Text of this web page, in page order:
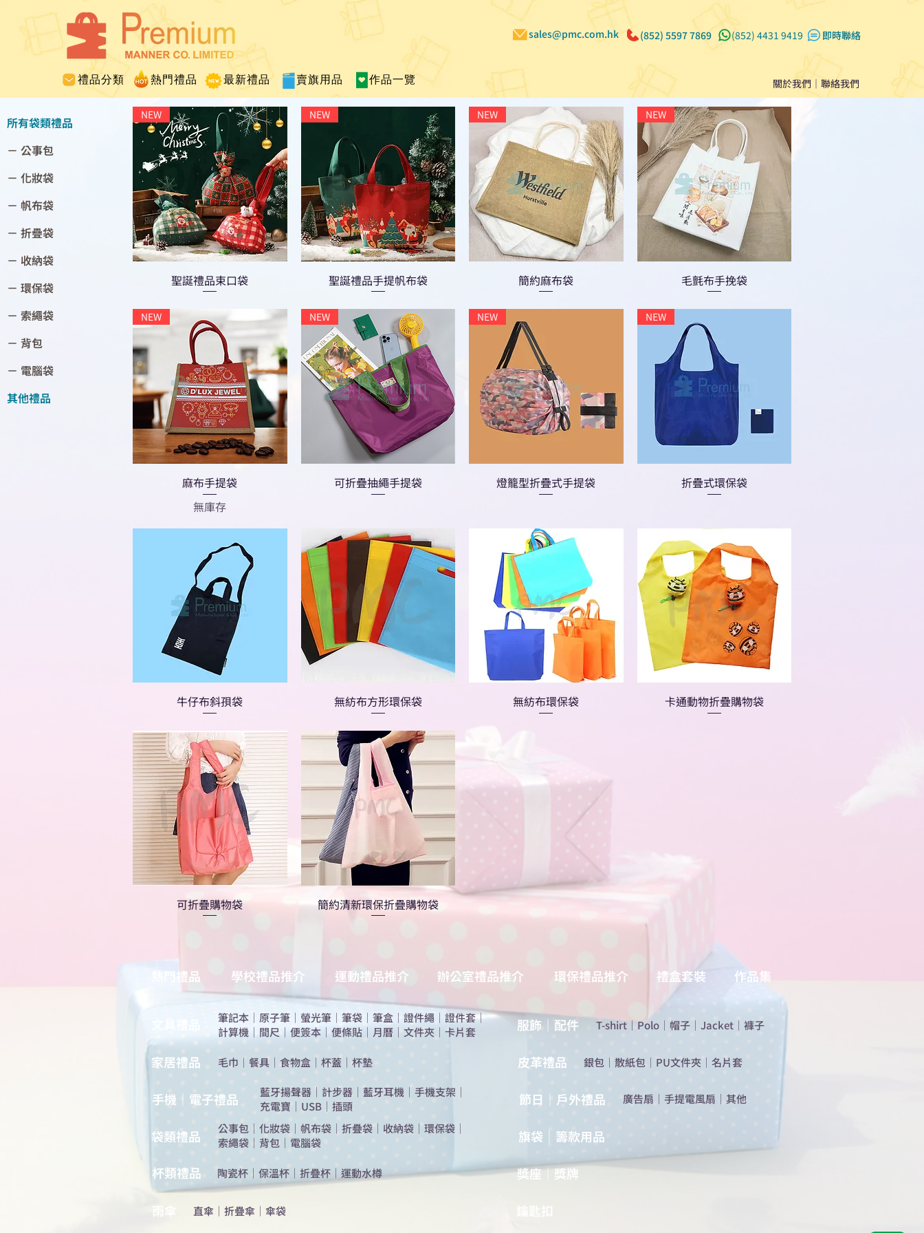
禮品分類 熱門禮品 最新禮品 賣旗用品 作品一覽
sales@pmc.com.hk (852) 5597 7869 (852) 4431 9419 ​即時聯絡
關於我們 ｜聯絡我們
所有袋類禮品
－ 公事包
－ 化妝袋
－ 帆布袋
－ 折疊袋
－ 收納袋
－ 環保袋
－ 索繩袋
－ 背包
－ 電腦袋
其他禮品
NEW
聖誕禮品束口袋
NEW
聖誕禮品手提帆布袋
NEW
簡約麻布袋
NEW
毛氈布手挽袋
NEW
麻布手提袋
無庫存
NEW
可折疊抽繩手提袋
NEW
燈籠型折疊式手提袋
NEW
折疊式環保袋
牛仔布斜孭袋 無紡布方形環保袋 無紡布環保袋 卡通動物折疊購物袋
可折疊購物袋 簡約清新環保折疊購物袋
熱門禮品 學校禮品推介 運動禮品推介 辦公室禮品推介 環保禮品推介 禮盒套裝 作品集
筆記本 ｜ 原子筆 ｜ 螢光筆 ｜ 筆袋 ｜ 筆盒 ｜ 證件繩 ｜ 證件套｜
計算機 ｜ 間尺 ｜ 便簽本 ｜ 便條貼 ｜ 月曆 ｜ 文件夾 ｜ 卡片套
​家居禮品 ​毛巾 ｜ 餐具 ｜ 食物盒 ｜ 杯蓋 ｜ 杯墊
手機｜電子禮品 ​藍牙揚聲器 ｜ 計步器 ｜ 藍牙耳機 ｜ 手機支架 ｜
充電寶 ｜ USB ｜ 插頭
​袋類禮品 公事包 ｜ 化妝袋 ｜ 帆布袋 ｜ 折疊袋 ｜ 收納袋 ｜ 環保袋 ｜
索繩袋 ｜ 背包 ｜ 電腦袋
杯類禮品 陶瓷杯 ｜ 保溫杯 ｜ 折疊杯 ｜ 運動水樽
雨傘 直傘 ｜ 折疊傘 ｜ 傘袋
服飾｜配件 T-shirt ｜ Polo ｜ 帽子 ｜ Jacket ｜ 褲子
​皮革禮品 ​銀包 ｜ 散紙包 ｜ PU文件夾 ｜ 名片套
節日｜戶外禮品 ​廣告扇 ｜ 手提電風扇 ｜ 其他
旗袋｜籌款用品
​獎座｜獎牌
​鑰匙扣